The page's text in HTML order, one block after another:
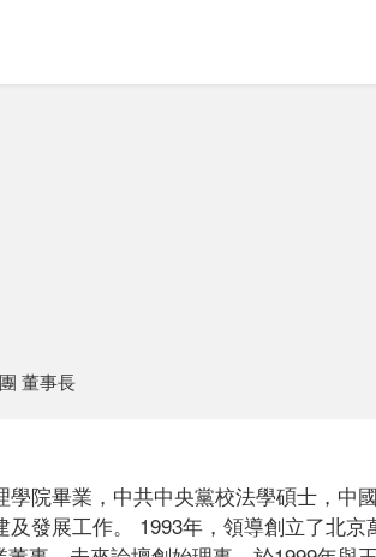
董事長
院畢業，中共中央黨校法學碩士，中
發展工作。 1993年，領導創立了北